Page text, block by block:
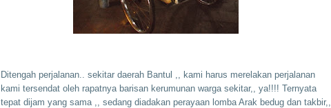
Ditengah perjalanan.. sekitar daerah Bantul ,, kami harus merelakan perjalanan
kami tersendat oleh rapatnya barisan kerumunan warga sekitar,, ya!!!! Ternyata
tepat dijam yang sama ,, sedang diadakan perayaan lomba Arak bedug dan takbir,,